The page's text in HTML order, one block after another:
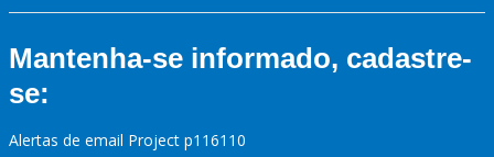
Mantenha-se informado, cadastre-
se:
Alertas de email Project p116110